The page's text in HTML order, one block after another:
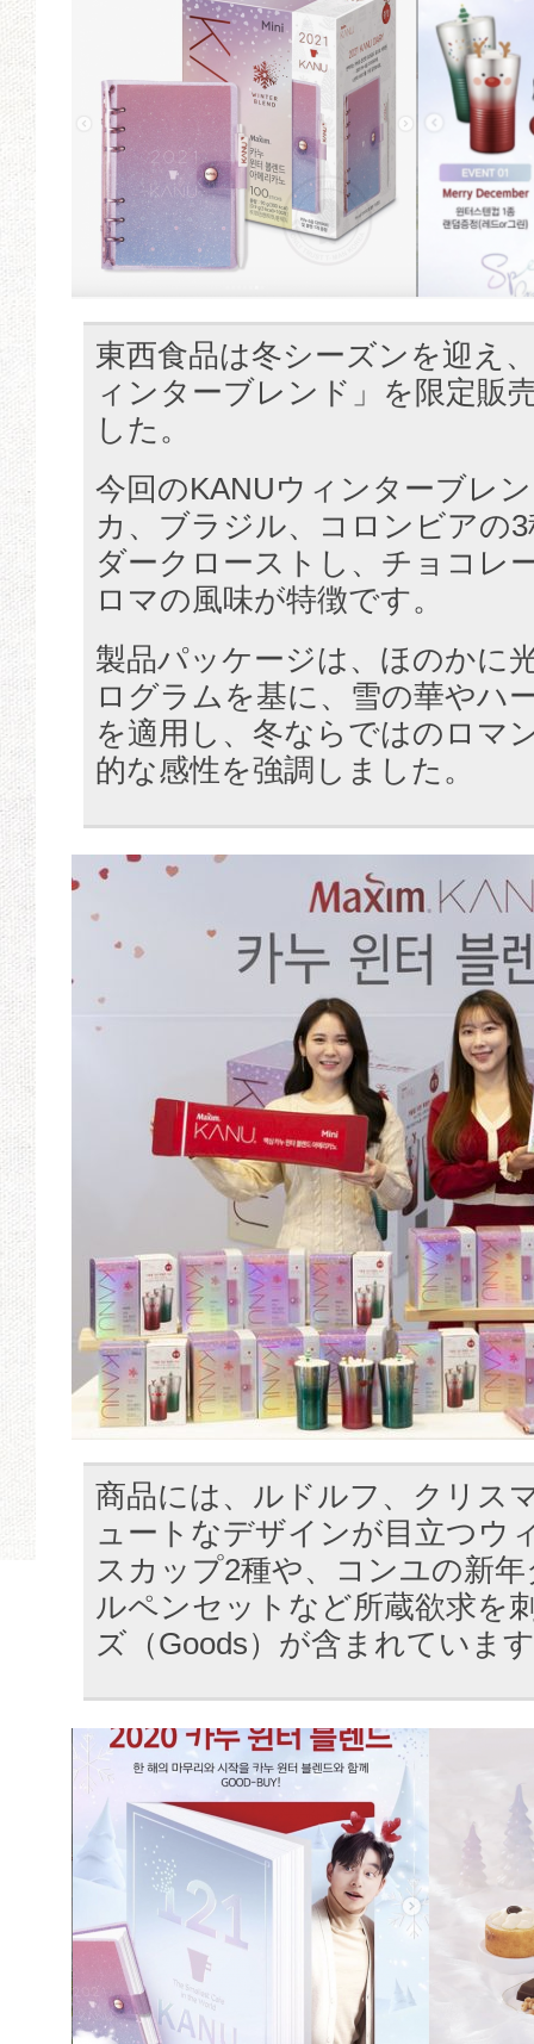
東西食品は冬シーズンを迎え
ィンターブレンド」を限定販
した。
今回のKANUウィンターブレ
カ、ブラジル、コロンビアの
ダークローストし、チョコレ
ロマの風味が特徴です。
製品パッケージは、ほのかに
ログラムを基に、雪の華やハ
を適用し、冬ならではのロマ
的な感性を強調しました。
商品には、ルドルフ、クリス
ュートなデザインが目立つウ
スカップ2種や、コンユの新
ルペンセットなど所蔵欲求を
ズ（Goods）が含まれていま